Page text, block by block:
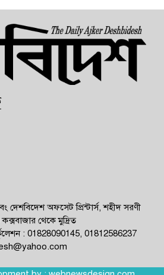
দেশবিদেশ অফসেট প্রিন্টার্স, শহীদ সরণী
থেকে মুদ্রিত
: 01828090145, 01812586237